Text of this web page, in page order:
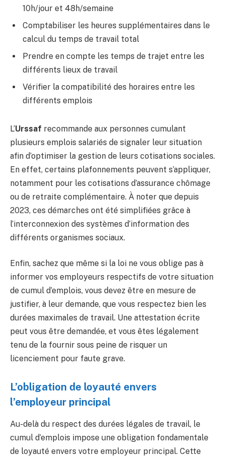
10h/jour et 48h/semaine
Comptabiliser les heures supplémentaires dans le
calcul du temps de travail total
Prendre en compte les temps de trajet entre les
différents lieux de travail
Vérifier la compatibilité des horaires entre les
différents emplois
L’Urssaf recommande aux personnes cumulant
plusieurs emplois salariés de signaler leur situation
afin d’optimiser la gestion de leurs cotisations sociales.
En effet, certains plafonnements peuvent s’appliquer,
notamment pour les cotisations d’assurance chômage
ou de retraite complémentaire. À noter que depuis
2023, ces démarches ont été simplifiées grâce à
l’interconnexion des systèmes d’information des
différents organismes sociaux.
Enfin, sachez que même si la loi ne vous oblige pas à
informer vos employeurs respectifs de votre situation
de cumul d’emplois, vous devez être en mesure de
justifier, à leur demande, que vous respectez bien les
durées maximales de travail. Une attestation écrite
peut vous être demandée, et vous êtes légalement
tenu de la fournir sous peine de risquer un
licenciement pour faute grave.
L’obligation de loyauté envers
l’employeur principal
Au-delà du respect des durées légales de travail, le
cumul d’emplois impose une obligation fondamentale
de loyauté envers votre employeur principal. Cette